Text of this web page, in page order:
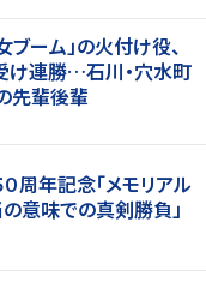
ブーム」の火付け役、
け連勝…石川・穴水町
先輩後輩
周年記念「メモリアル
意味での真剣勝負」